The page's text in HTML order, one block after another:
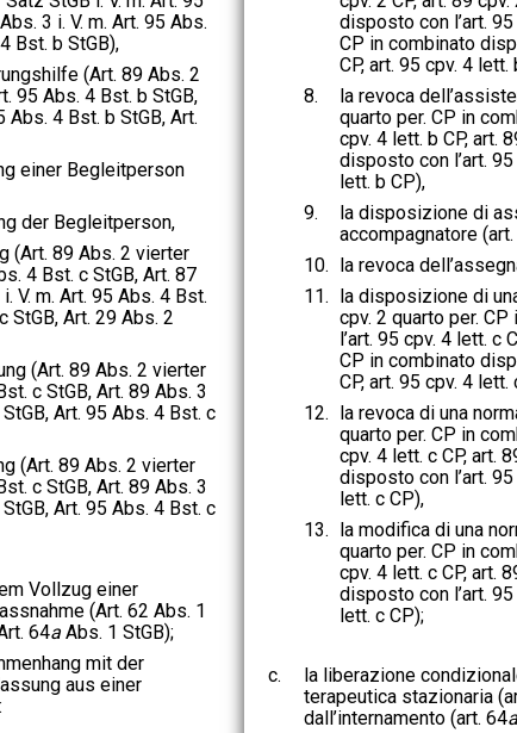
3 i. V. m. Art. 95 Abs.
Bst. b StGB),
(Art. 89 Abs. 2
95 Abs. 4 Bst. b StGB,
Abs. 4 Bst. b StGB, Art.
einer Begleitperson
der Begleitperson,
(Art. 89 Abs. 2 vierter
4 Bst. c StGB, Art. 87
V. m. Art. 95 Abs. 4 Bst.
StGB, Art. 29 Abs. 2
(Art. 89 Abs. 2 vierter
c StGB, Art. 89 Abs. 3
Art. 95 Abs. 4 Bst. c
(Art. 89 Abs. 2 vierter
c StGB, Art. 89 Abs. 3
Art. 95 Abs. 4 Bst. c
Vollzug einer
(Art. 62 Abs. 1
64aAbs. 1 StGB);
mit der
aus einer
disposto con l’art. 95
CP in combinato
CP, art. 95 cpv. 4 lett.
8.
la revoca
quarto per. CP in
cpv. 4 lett. b CP, art.
disposto con l’art.
lett. b CP),
9.
la disposizione di
accompagnatore
10. la revoca
11. la disposizione di
cpv. 2 quarto per.
l’art. 95 cpv. 4 lett. c
CP in combinato
CP, art. 95 cpv. 4 lett.
12. la revoca di una
quarto per. CP in
cpv. 4 lett. c CP, art.
disposto con l’art.
lett. c CP),
13. la modifica di una
quarto per. CP in
cpv. 4 lett. c CP, art.
disposto con l’art.
lett. c CP);
c.
la liberazione
terapeutica stazionaria
dall’internamento (art. 64a